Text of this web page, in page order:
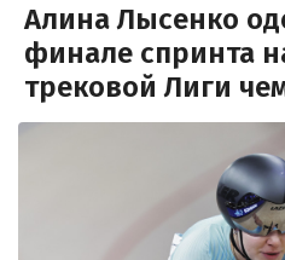
Алина Лысенко
финале спринта
трековой Лиги